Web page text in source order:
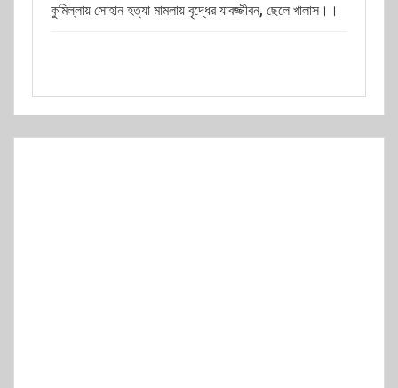
কুমিল্লায় সোহান হত্যা মামলায় বৃদ্ধের যাবজ্জীবন, ছেলে খালাস।।